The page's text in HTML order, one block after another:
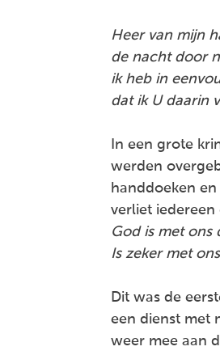
Heer van mijn
de nacht door
ik heb in
dat ik U daarin
In een grote
werden
handdoeken
verliet
God is met ons
Is zeker met
Dit was de
een dienst met
weer mee aan